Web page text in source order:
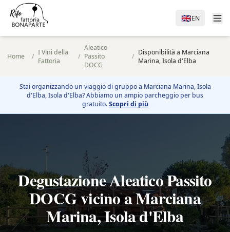
🇬🇧EN
Home / I Vini della
Fattoria
/
Aleatico
Passito
DOCG
/ Disponibilità a Marciana
Marina, Isola d'Elba
Stai organizzando un viaggio di gruppo a Marciana Marina, Isola
d'Elba, Isola d'Elba? Abbiamo un ampio parcheggio per bus
gratuito. Scopri di più
Degustazione Aleatico Passito
DOCG vicino a Marciana
Marina, Isola d'Elba